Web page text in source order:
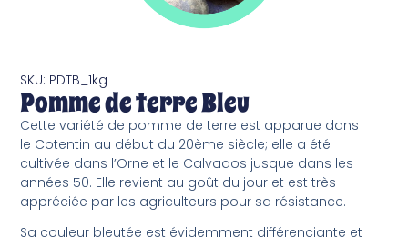
SKU: PDTB_1kg
Pomme de terre Bleu
Cette variété de pomme de terre est apparue dans
le Cotentin au début du 20ème siècle; elle a été
cultivée dans l’Orne et le Calvados jusque dans les
années 50. Elle revient au goût du jour et est très
appréciée par les agriculteurs pour sa résistance.
Sa couleur bleutée est évidemment différenciante et